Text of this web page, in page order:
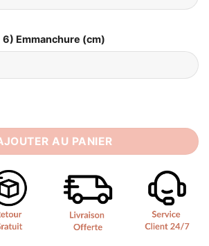
6) Emmanchure (cm)
Mariée Sirène avec Traine
AU PANIER